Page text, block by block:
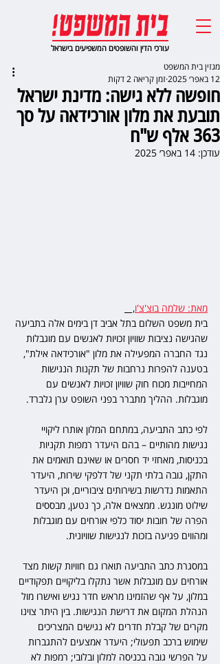
עורכי הדין והשופטים המשפיעים בישראל
חופשה ללא גישה: מדינת ישראל
תובעת את מלון אורכידאה על סך
363 אלף ש"ח
מגזין בית המשפט
12 באפר׳ 2025
זמן קריאה 2 דקות
עודכן: 14 באפר׳ 2025
מאת: שלמה בוצ'צ'ו,
בית משפט השלום בתל אביב דן בימים אלה בתביעה
שהגישה נציבות שוויון זכויות לאנשים עם מוגבלות
נגד החברה המפעילה את מלון "אורכידאה אילת",
בטענה להפרות נרחבות של תקנות הנגישות
המחייבות מכוח חוק שוויון זכויות לאנשים עם
מוגבלות. ההליך מתברר בפני השופט ערן גלברד.
לפי כתב התביעה, במתחם המלון אותרו ליקויי
נגישות מהותיים – בהם היעדר רמפות תקניות
בכניסות, מאחזי יד חסרים או שאינם תואמים את
התקן, גובה בלתי תקני של דלפקי שירות, היעדר
התאמות נדרשות בשירותים ציבוריים, וכן היעדר
שילוט מונגש. ממצאים אלה, כך נטען, מבססים
הפרה של חובות יסוד כלפי אורחים עם מוגבלות
ומהווים פגיעה בזכות לנגישות שוויונית.
במסגרת כתב התביעה תוארו גם חוויות קשות מצד
אורחים עם מוגבלות אשר נתקלו בליקויים תפקודיים
במלון, על אף שהזמינו מראש חדר נגיש ואישרו מול
הנהלת המקום את דרישת הנגישות. בין היתר צוינו
מקרים של קבלת חדרים לא נגישים המצריכים
שימוש ברכב תפעולי; היעדר אמצעים להתגברות
על הפרשי גובה בכניסה למלון ובלובי; רמפות לא